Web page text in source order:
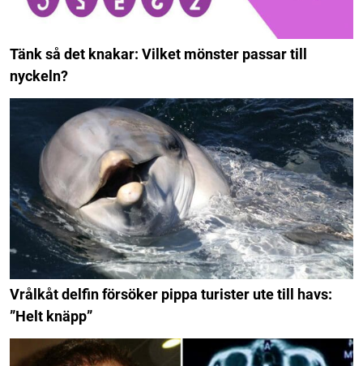
Tänk så det knakar: Vilket mönster passar till
nyckeln?
Vrålkåt delfin försöker pippa turister ute till havs:
”Helt knäpp”